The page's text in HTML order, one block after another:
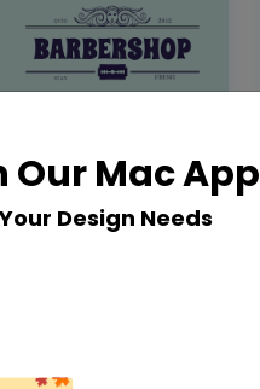
Mac App
Design Needs